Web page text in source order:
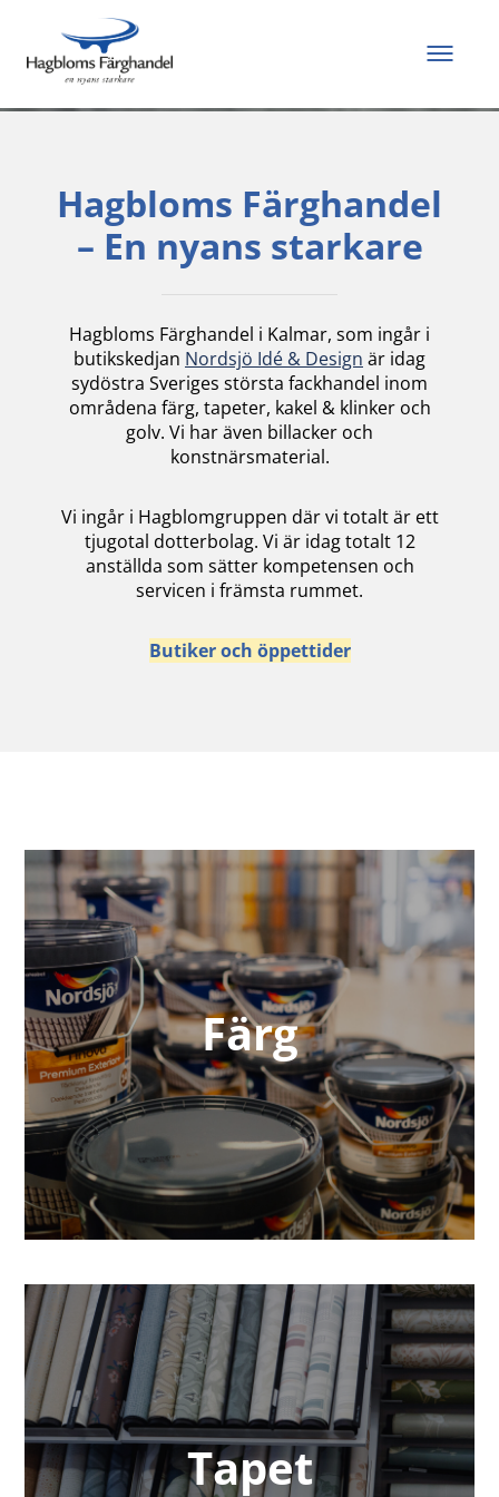
Allt du behöver för
att måla och renovera
Hagbloms Färghandel
– En nyans starkare
Hagbloms Färghandel i Kalmar, som ingår i
butikskedjan Nordsjö Idé & Design är idag
sydöstra Sveriges största fackhandel inom
områdena färg, tapeter, kakel & klinker och
golv. Vi har även billacker och
konstnärsmaterial.
Vi ingår i Hagblomgruppen där vi totalt är ett
tjugotal dotterbolag. Vi är idag totalt 12
anställda som sätter kompetensen och
servicen i främsta rummet.
Butiker och öppettider
Färg
Tapet